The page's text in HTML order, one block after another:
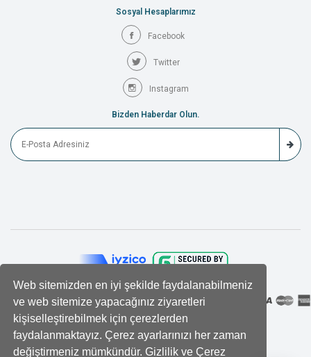
Web sitemizden en iyi şekilde faydalanabilmeniz
ve web sitemize yapacağınız ziyaretleri
kişiselleştirebilmek için çerezlerden
faydalanmaktayız. Çerez ayarlarınızı her zaman
değiştirmeniz mümkündür. Gizlilik ve Çerez
Sosyal Hesaplarımız
Facebook
Twitter
Instagram
Bizden Haberdar Olun.